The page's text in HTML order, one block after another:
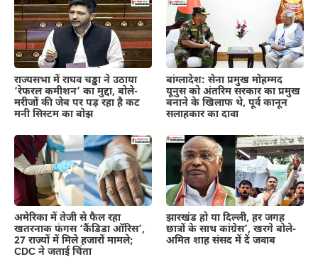
राज्यसभा में राघव चड्ढा ने उठाया
‘रेफरल कमीशन’ का मुद्दा, बोले-
मरीजों की जेब पर पड़ रहा है कट
मनी सिस्टम का बोझ
बांग्लादेश: सेना प्रमुख मोहम्मद
यूनुस को अंतरिम सरकार का प्रमुख
बनाने के खिलाफ थे, पूर्व कानून
सलाहकार का दावा
अमेरिका में तेजी से फैल रहा
खतरनाक फंगस ‘कैंडिडा ऑरिस’,
27 राज्यों में मिले हजारों मामले;
CDC ने जताई चिंता
झारखंड हो या दिल्ली, हर जगह
छात्रों के साथ कांग्रेस’, खरगे बोले-
अमित शाह संसद में दें जवाब